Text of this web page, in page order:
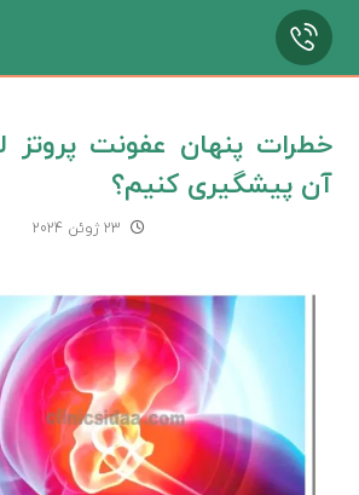
خطرات پنهان عفونت پروتز
آن پیشگیری کنیم؟
23 ژوئن 2024